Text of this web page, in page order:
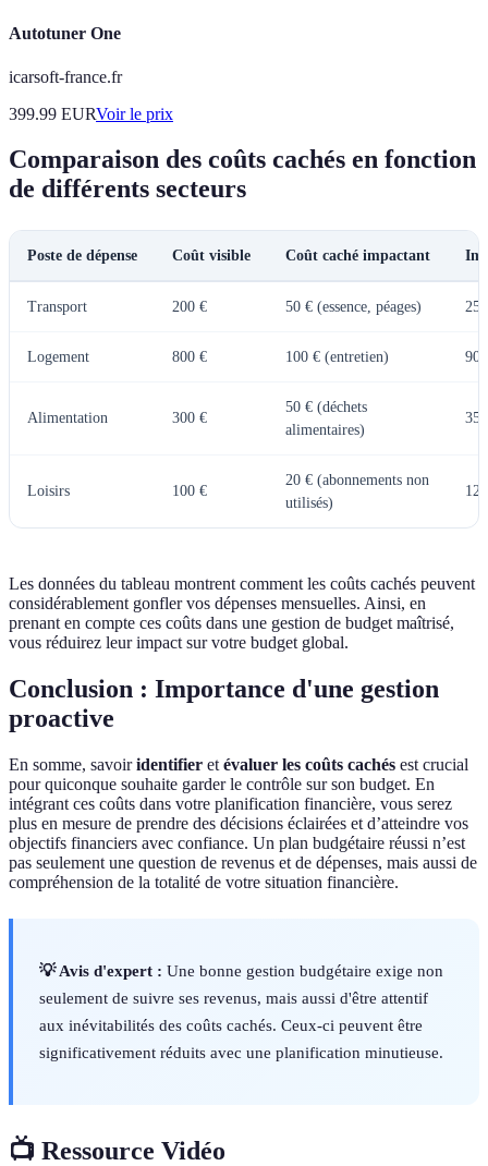
Autotuner One
icarsoft-france.fr
399.99 EURVoir le prix
Comparaison des coûts cachés en fonction
de différents secteurs
Poste de dépense Coût visible Coût caché impactant
Transport 200 € 50 € (essence, péages)
Logement 800 € 100 € (entretien)
Alimentation 300 €
50 € (déchets
alimentaires)
Loisirs 100 €
20 € (abonnements non
utilisés)
Les données du tableau montrent comment les coûts cachés peuvent
considérablement gonfler vos dépenses mensuelles. Ainsi, en
prenant en compte ces coûts dans une gestion de budget maîtrisé,
vous réduirez leur impact sur votre budget global.
Conclusion : Importance d'une gestion
proactive
En somme, savoiridentifier et évaluer les coûts cachés est crucial
pour quiconque souhaite garder le contrôle sur son budget. En
intégrant ces coûts dans votre planification financière, vous serez
plus en mesure de prendre des décisions éclairées et d’atteindre vos
objectifs financiers avec confiance. Un plan budgétaire réussi n’est
pas seulement une question de revenus et de dépenses, mais aussi de
compréhension de la totalité de votre situation financière.
💡 Avis d'expert : Une bonne gestion budgétaire exige non
seulement de suivre ses revenus, mais aussi d'être attentif
aux inévitabilités des coûts cachés. Ceux-ci peuvent être
significativement réduits avec une planification minutieuse.
📺 Ressource Vidéo